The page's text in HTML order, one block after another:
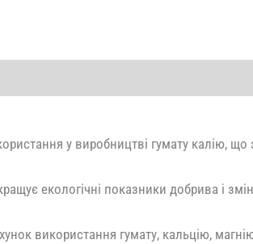
у виробництві гумату калію, що
екологічні показники добрива і
використання гумату, кальцію,